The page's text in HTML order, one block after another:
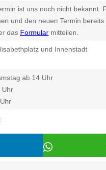
ist uns noch nicht bekannt.
und den neuen Termin
das Formular mitteilen.
und Innenstadt
ab 14 Uhr
Uhr